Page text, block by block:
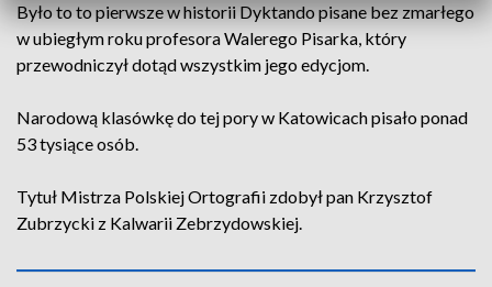
Było to to pierwsze w historii Dyktando pisane bez zmarłego
w ubiegłym roku profesora Walerego Pisarka, który
przewodniczył dotąd wszystkim jego edycjom.
Narodową klasówkę do tej pory w Katowicach pisało ponad
53 tysiące osób.
Tytuł Mistrza Polskiej Ortografii zdobył pan Krzysztof
Zubrzycki z Kalwarii Zebrzydowskiej.